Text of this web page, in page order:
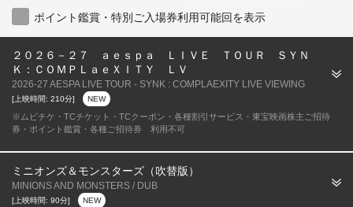
ポイント鑑賞・特別ご入場券利用可能回を表示
２０２６－２７ ａｅｓｐａ ＬＩＶＥ ＴＯＵＲ ＳＹＮ
Ｋ：ＣＯＭＰＬａｅＸＩＴＹ ＬＶ
2026-27 AESPA LIVE TOUR - SYNK : COMPLAEXITY LIVE VIEWING
[上映時間: 210分] NEW
※ムビチケ・TCチケット・TCクーポン・各種割引サービス・東宝映画株主ご招待
券・ポイント鑑賞・各種ご招待券 利用不可
ミニオンズ＆モンスターズ（吹替版）
MINIONS AND MONSTERS / DUB
[上映時間: 90分] NEW